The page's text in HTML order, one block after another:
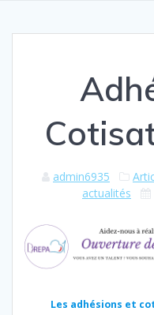
admin6935
actualités
Les adhésions et